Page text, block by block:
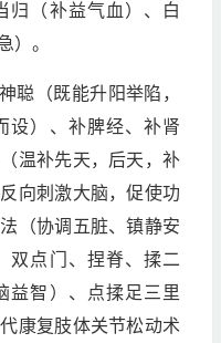
归（补益气血）、白
）。
聪（既能升阳举陷，
设）、补脾经、补肾
温补先天，后天，补
向刺激大脑，促使功
（协调五脏、镇静安
双点门、捏脊、揉二
益智）、点揉足三里
康复肢体关节松动术